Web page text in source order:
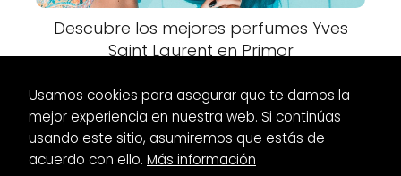
Descubre los mejores perfumes Yves
Saint Laurent en Primor
Maquillaje Maquillajes de Navidad Fáciles: Tips y
Usamos cookies para asegurar que te damos la
mejor experiencia en nuestra web. Si continúas
usando este sitio, asumiremos que estás de
acuerdo con ello. Más información